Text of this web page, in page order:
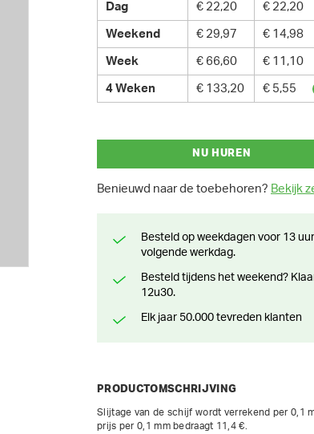
Dag € 22,20 € 22,20
Weekend € 29,97 € 14,98
Week € 66,60 € 11,10
4 Weken € 133,20 € 5,55
NU HUREN
Benieuwd naar de toebehoren? Bekijk
Besteld op weekdagen voor 13 uur? Klaar voor levering of afhaling de
volgende werkdag.
Besteld tijdens het weekend? Klaar voor levering of afhaling vanaf maandag
12u30.
Elk jaar 50.000 tevreden klanten
PRODUCTOMSCHRIJVING
Slijtage van de schijf wordt verrekend per 0,1
prijs per 0,1 mm bedraagt 11,4 €.